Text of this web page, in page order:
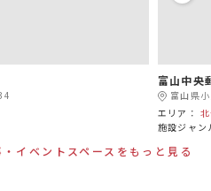
富山中央
富山県
エリア：
施設ジャン
イベントスペースをもっと見る